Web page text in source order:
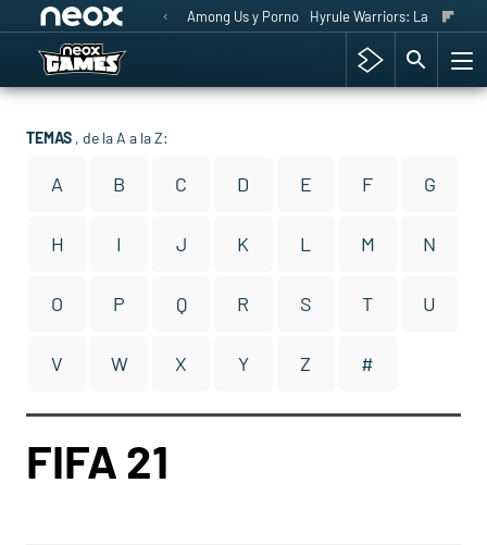
Among Us y Porno Hyrule Warriors: La Era del
TEMAS , de la A a la Z:
A B C D E F G
H I J K L M N
O P Q R S T U
V W X Y Z #
FIFA 21